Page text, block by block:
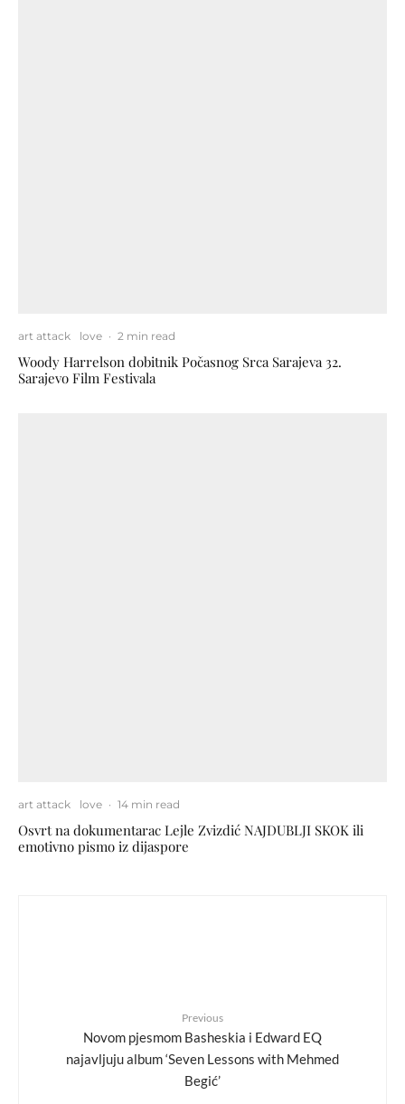
art attack love · 2 min read
Woody Harrelson dobitnik Počasnog Srca Sarajeva 32.
Sarajevo Film Festivala
art attack love · 14 min read
Osvrt na dokumentarac Lejle Zvizdić NAJDUBLJI SKOK ili
emotivno pismo iz dijaspore
Previous
Novom pjesmom Basheskia i Edward EQ
najavljuju album ‘Seven Lessons with Mehmed
Begić’